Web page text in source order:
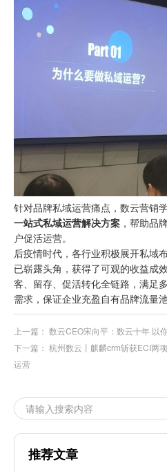
针对品牌私域运营痛点，数云营销
一站式私域运营解决方案 ，帮助品
户促活运营。
后疫情时代，各行业积极展开私域
已崭露头角，获得了可观的收益成
客、留存、促活转化全链路，满足
需求，保证企业充盈自有品牌流量
上一篇： 数云CEO宋向平：数云十年 以
下一篇： 杭州数云丨麒麟crm斩获ECI两
运营
推荐文章